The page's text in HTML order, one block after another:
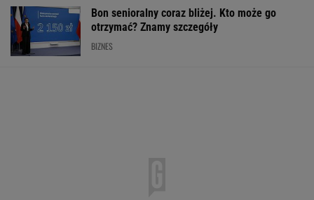
Bon senioralny coraz bliżej. Kto może go
otrzymać? Znamy szczegóły
BIZNES